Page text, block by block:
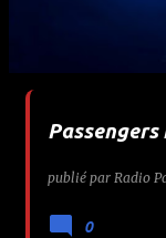
c
publié par Radio
0